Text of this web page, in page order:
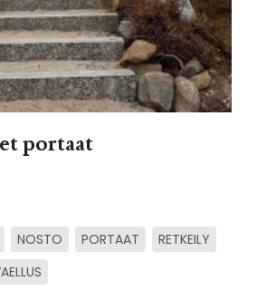
portaat
NOSTO PORTAAT
RETKEILY